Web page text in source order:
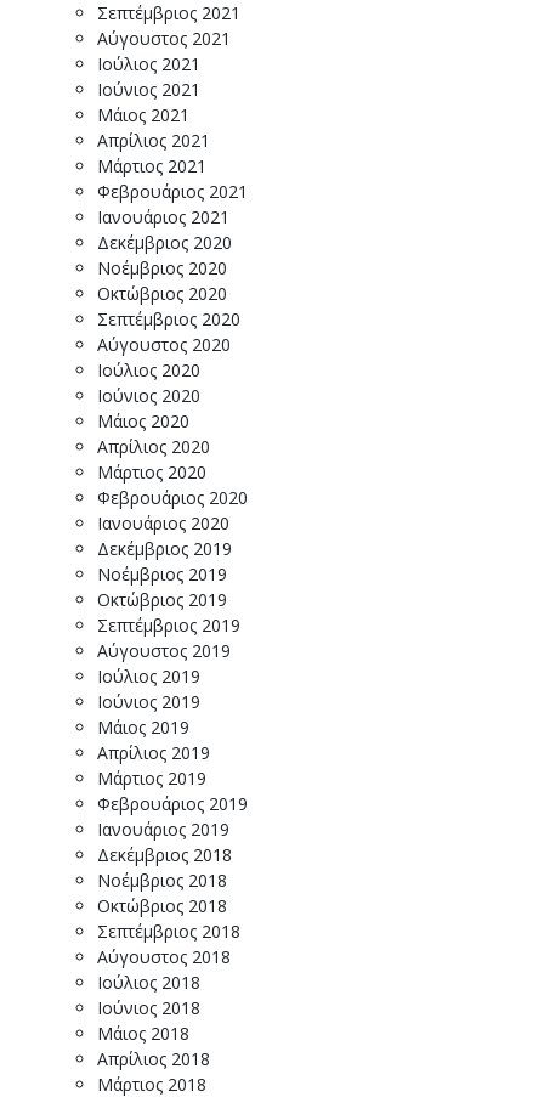
Σεπτέμβριος 2021
Αύγουστος 2021
Ιούλιος 2021
Ιούνιος 2021
Μάιος 2021
Απρίλιος 2021
Μάρτιος 2021
Φεβρουάριος 2021
Ιανουάριος 2021
Δεκέμβριος 2020
Νοέμβριος 2020
Οκτώβριος 2020
Σεπτέμβριος 2020
Αύγουστος 2020
Ιούλιος 2020
Ιούνιος 2020
Μάιος 2020
Απρίλιος 2020
Μάρτιος 2020
Φεβρουάριος 2020
Ιανουάριος 2020
Δεκέμβριος 2019
Νοέμβριος 2019
Οκτώβριος 2019
Σεπτέμβριος 2019
Αύγουστος 2019
Ιούλιος 2019
Ιούνιος 2019
Μάιος 2019
Απρίλιος 2019
Μάρτιος 2019
Φεβρουάριος 2019
Ιανουάριος 2019
Δεκέμβριος 2018
Νοέμβριος 2018
Οκτώβριος 2018
Σεπτέμβριος 2018
Αύγουστος 2018
Ιούλιος 2018
Ιούνιος 2018
Μάιος 2018
Απρίλιος 2018
Μάρτιος 2018